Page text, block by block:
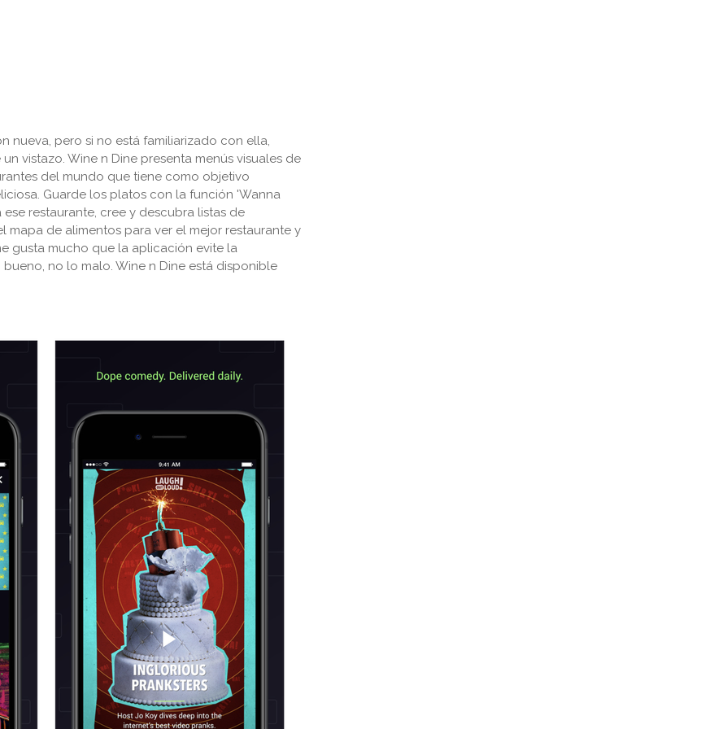
nueva, pero si no está familiarizado con ella,
vistazo. Wine n Dine presenta menús visuales de
del mundo que tiene como objetivo
Guarde los platos con la función 'Wanna
restaurante, cree y descubra listas de
mapa de alimentos para ver el mejor restaurante y
gusta mucho que la aplicación evite la
no lo malo. Wine n Dine está disponible